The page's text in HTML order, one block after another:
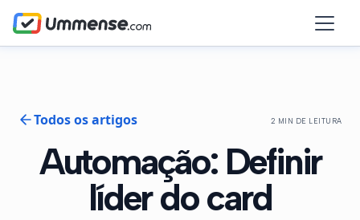
Todos os artigos 2 MIN DE LEITURA
Automação: Definir
líder do card